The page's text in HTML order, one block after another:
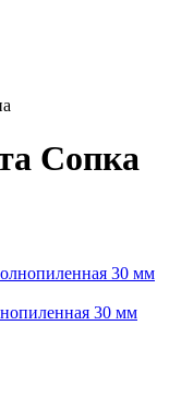
Сопка
30 мм